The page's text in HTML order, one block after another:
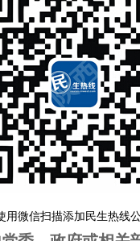
用微信扫描添加民生热线